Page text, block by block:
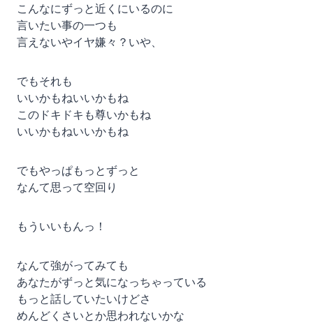
こんなにずっと近くにいるのに
言いたい事の一つも
言えないやイヤ嫌々？いや、
でもそれも
いいかもねいいかもね
このドキドキも尊いかもね
いいかもねいいかもね
でもやっぱもっとずっと
なんて思って空回り
もういいもんっ！
なんて強がってみても
あなたがずっと気になっちゃっている
もっと話していたいけどさ
めんどくさいとか思われないかな